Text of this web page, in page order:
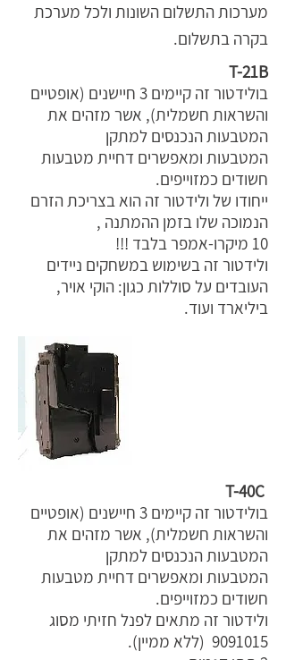
מערכות התשלום השונות ולכל מערכת
בקרה בתשלום.
T-21B
בולידטור זה קיימים 3 חיישנים (אופטיים
והשראות חשמלית), אשר מזהים את
המטבעות הנכנסים למתקן
המטבעות ומאפשרים דחיית מטבעות
חשודים כמזוייפים.
ייחודו של ולידטור זה הוא בצריכת הזרם
הנמוכה שלו בזמן ההמתנה ,
10 מיקרו-אמפר בלבד !!!
ולידטור זה בשימוש במשחקים ניידים
העובדים על סוללות כגון: הוקי אויר,
ביליארד ועוד.
בולידטור זה קיימים 3 חיישנים (אופטיים
והשראות חשמלית), אשר מזהים את
המטבעות הנכנסים למתקן
המטבעות ומאפשרים דחיית מטבעות
חשודים כמזוייפים.
ולידטור זה מתאים לפנל חזיתי מסוג
9091015 (ללא ממיין).